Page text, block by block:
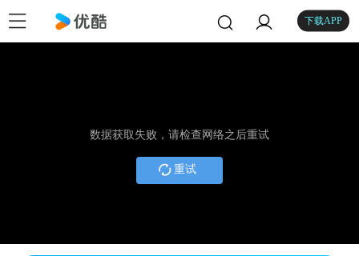
下载APP
数据获取失败，请检查网络之后重试
重试